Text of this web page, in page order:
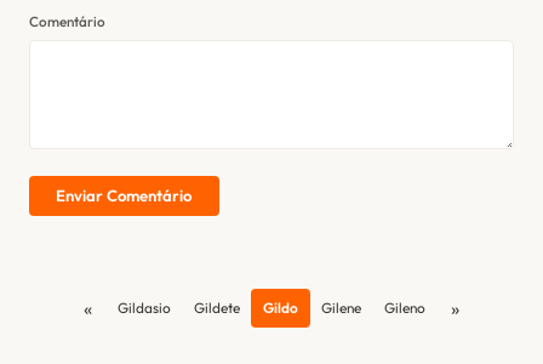
Comentário
Enviar Comentário
« Gildasio Gildete Gildo Gilene Gileno »